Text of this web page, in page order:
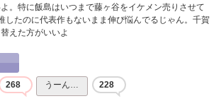
。特に飯島はいつまで藤ヶ谷をイケメン売りさせて
したのに代表作もないまま伸び悩んでるじゃん。千賀
えた方がいいよ
268 うーん… 228